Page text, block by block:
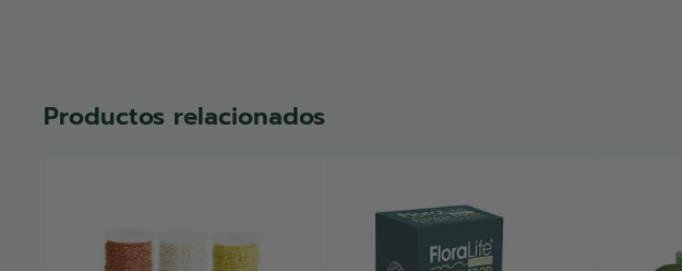
Productos relacionados